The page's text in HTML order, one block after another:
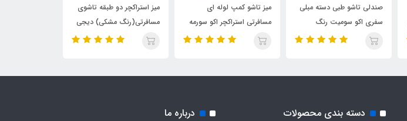
صندلی تاشو طبی دسته مبلی
سفری اکو سومیت رنگ
گردویی
میز تاشو کمپ لوله ای
مسافرتی استراکچر اکو سورمه
ای
میز استراکچر دو طبقه تاشوی
مسافرتی(رنگ مشکی) دیجی
چادر
دسته بندی محصولات درباره ما